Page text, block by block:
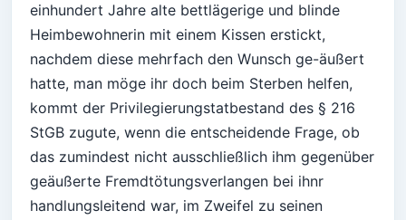
einhundert Jahre alte bettlägerige und blinde
Heimbewohnerin mit einem Kissen erstickt,
nachdem diese mehrfach den Wunsch ge-äußert
hatte, man möge ihr doch beim Sterben helfen,
kommt der Privilegierungstatbestand des § 216
StGB zugute, wenn die entscheidende Frage, ob
das zumindest nicht ausschließlich ihm gegenüber
geäußerte Fremdtötungsverlangen bei ihnr
handlungsleitend war, im Zweifel zu seinen